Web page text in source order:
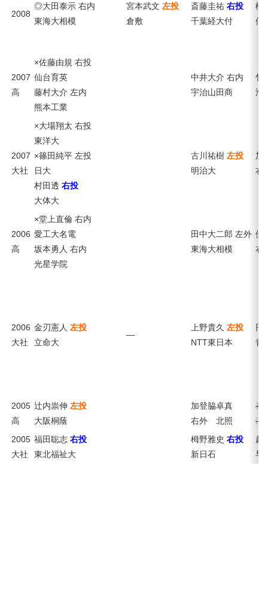
2008
◎大田泰示 右内
東海大相模
宮本武文 左投
倉敷
斎藤圭祐 右投
千葉経大付
橋
仙
2007
高
×佐藤由規 右投
仙台育英
藤村大介 左内
熊本工業
中井大介 右内
宇治山田商
竹
滑
2007
大社
×大場翔太 右投
東洋大
×篠田純平 左投
日大
村田透 右投
大体大
古川祐樹 左投
明治大
加
右
2006
高
×堂上直倫 右内
愛工大名電
坂本勇人 右内
光星学院
田中大二郎 左外
東海大相模
伊
右
2006
大社
金刃憲人 左投
立命大
—
上野貴久 左投
NTT東日本
円
青
2005
高
辻内祟伸 左投
大阪桐蔭
加登脇卓真
右外 北照
福
済
2005
大社
福田聡志 右投
東北福祉大
栂野雅史 右投
新日石
越
早